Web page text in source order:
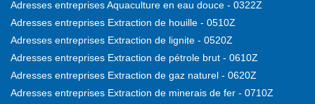
Adresses entreprises Aquaculture en eau douce - 0322Z
Adresses entreprises Extraction de houille - 0510Z
Adresses entreprises Extraction de lignite - 0520Z
Adresses entreprises Extraction de pétrole brut - 0610Z
Adresses entreprises Extraction de gaz naturel - 0620Z
Adresses entreprises Extraction de minerais de fer - 0710Z